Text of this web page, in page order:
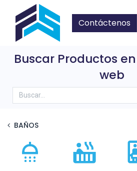
Contáctenos
Buscar Productos
web
BAÑOS